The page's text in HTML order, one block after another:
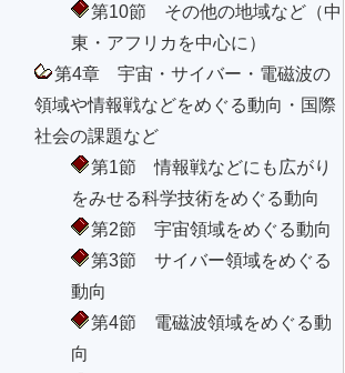
第10節 その他の地域など（中
東・アフリカを中心に）
第4章 宇宙・サイバー・電磁波の
領域や情報戦などをめぐる動向・国際
社会の課題など
第1節 情報戦などにも広がり
をみせる科学技術をめぐる動向
第2節 宇宙領域をめぐる動向
第3節 サイバー領域をめぐる
動向
第4節 電磁波領域をめぐる動
向